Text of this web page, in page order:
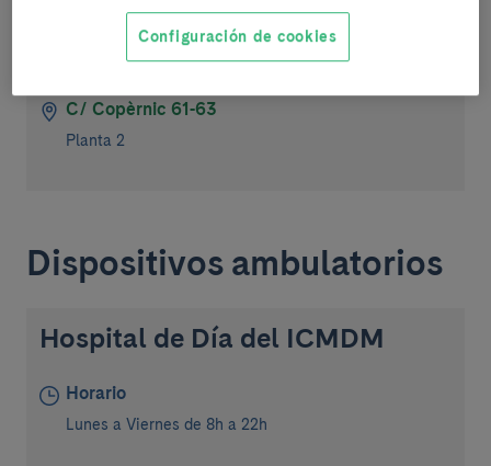
De lunes a viernes de 8 a 15h.
C/ Copèrnic 61-63
Planta 2
Dispositivos ambulatorios
Hospital de Día del ICMDM
Horario
Lunes a Viernes de 8h a 22h
Configuración de cookies